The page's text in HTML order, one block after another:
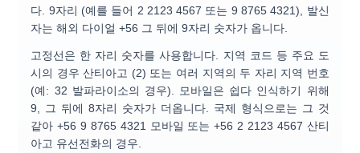
다. 9자리 (예를 들어 2 2123 4567 또는 9 8765 4321), 발신
자는 해외 다이얼+56 그 뒤에 9자리 숫자가 옵니다.
고정선은 한 자리 숫자를 사용합니다. 지역 코드 등 주요 도
시의 경우산티아고 (2) 또는 여러 지역의 두 자리 지역 번호
(예: 32 발파라이소의 경우). 모바일은 쉽다 인식하기 위해
9 , 그 뒤에 8자리 숫자가 더옵니다. 국제 형식으로는 그 것
같아+56 9 8765 4321 모바일 또는+56 2 2123 4567 산티
아고 유선전화의 경우.